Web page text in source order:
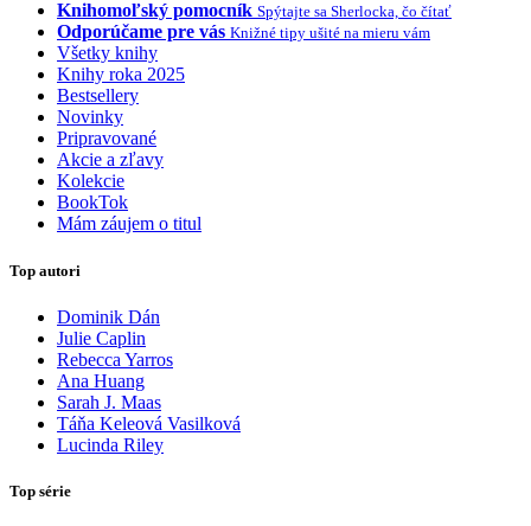
Knihomoľský pomocník Spýtajte sa Sherlocka, čo čítať
Odporúčame pre vás Knižné tipy ušité na mieru vám
Všetky knihy
Knihy roka 2025
Bestsellery
Novinky
Pripravované
Akcie a zľavy
Kolekcie
BookTok
Mám záujem o titul
Top autori
Dominik Dán
Julie Caplin
Rebecca Yarros
Ana Huang
Sarah J. Maas
Táňa Keleová Vasilková
Lucinda Riley
Top série